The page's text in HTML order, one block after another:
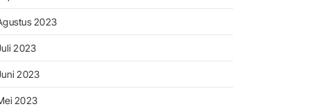
2023
2023
2023
2023